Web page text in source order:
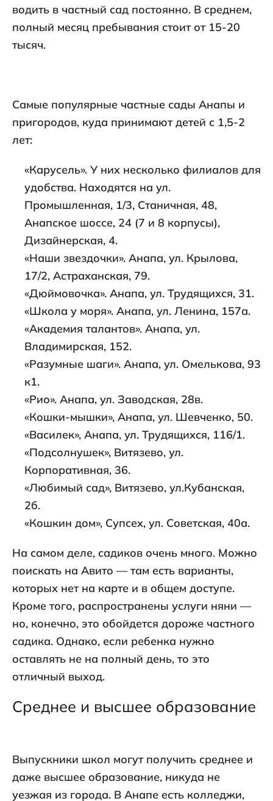
водить в частный сад постоянно. В среднем,
полный месяц пребывания стоит от 15-20
тысяч.
Самые популярные частные сады Анапы и
пригородов, куда принимают детей с 1,5-2
лет:
«Карусель». У них несколько филиалов для
удобства. Находятся на ул.
Промышленная, 1/3, Станичная, 48,
Анапское шоссе, 24 (7 и 8 корпусы),
Дизайнерская, 4.
«Наши звездочки». Анапа, ул. Крылова,
17/2, Астраханская, 79.
«Дюймовочка». Анапа, ул. Трудящихся, 31.
«Школа у моря». Анапа, ул. Ленина, 157а.
«Академия талантов». Анапа, ул.
Владимирская, 152.
«Разумные шаги». Анапа, ул. Омелькова, 93
к1.
«Рио». Анапа, ул. Заводская, 28в.
«Кошки-мышки», Анапа, ул. Шевченко, 50.
«Василек», Анапа, ул. Трудящихся, 116/1.
«Подсолнушек», Витязево, ул.
Корпоративная, 36.
«Любимый сад», Витязево, ул.Кубанская,
2б.
«Кошкин дом», Супсех, ул. Советская, 40а.
На самом деле, садиков очень много. Можно
поискать на Авито — там есть варианты,
которых нет на карте и в общем доступе.
Кроме того, распространены услуги няни —
но, конечно, это обойдется дороже частного
садика. Однако, если ребенка нужно
оставлять не на полный день, то это
отличный выход.
Среднее и высшее образование
Выпускники школ могут получить среднее и
даже высшее образование, никуда не
уезжая из города. В Анапе есть колледжи,